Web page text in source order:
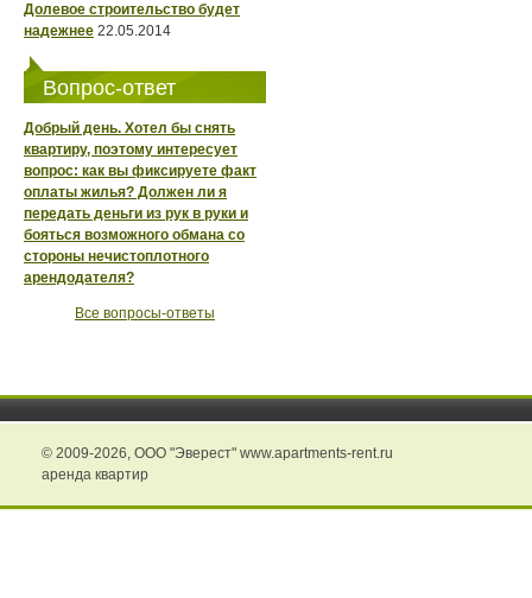
Долевое строительство будет
надежнее 22.05.2014
Вопрос-ответ
Добрый день. Хотел бы снять
квартиру, поэтому интересует
вопрос: как вы фиксируете факт
оплаты жилья? Должен ли я
передать деньги из рук в руки и
бояться возможного обмана со
стороны нечистоплотного
арендодателя?
Все вопросы-ответы
© 2009-2026, ООО "Эверест" www.apartments-rent.ru
аренда квартир